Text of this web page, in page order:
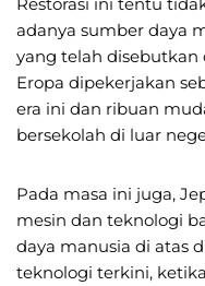
adanya sumber daya
yang telah disebutkan
Eropa dipekerjakan
era ini dan ribuan
bersekolah di luar
Pada masa ini juga,
mesin dan teknologi
daya manusia di atas
teknologi terkini,